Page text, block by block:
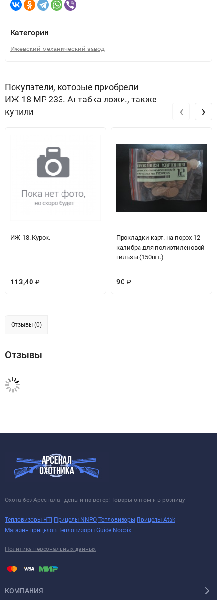
Категории
Ижевский механический завод
Покупатели, которые приобрели
ИЖ-18-МР 233. Антабка ложи., также
купили
ИЖ-18. Курок.
113,40 ₽
Прокладки карт. на порох 12
калибра для полиэтиленовой
гильзы (150шт.)
90 ₽
‹ ›
Отзывы (0)
Отзывы
Охота без Арсенала - деньги на ветер! Товары оптом и в розницу
Тепловизоры HTI Прицелы NNPO Тепловизоры Прицелы Atak
Магазин прицелов Тепловизоры Guide Nocpix
Политика персональных данных
КОМПАНИЯ